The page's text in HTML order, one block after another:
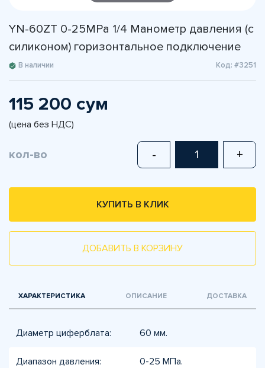
YN-60ZT 0-25MPа 1/4 Манометр давления (с
силиконом) горизонтальное подключение
В наличии Код: #3251
115 200 сум
(цена без НДС)
кол-во - +
КУПИТЬ В КЛИК
ДОБАВИТЬ В КОРЗИНУ
ХАРАКТЕРИСТИКА ОПИСАНИЕ ДОСТАВКА
Диаметр циферблата: 60 мм.
Диапазон давления: 0-25 МПа.